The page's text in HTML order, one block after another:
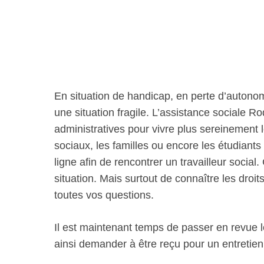
En situation de handicap, en perte
une situation fragile. L’assistance sociale
administratives pour vivre plus
sociaux, les familles ou encore les
ligne afin de rencontrer un travailleur
situation. Mais surtout de connaître les
toutes vos questions.
Il est maintenant temps de passer en
ainsi demander à être reçu pour un